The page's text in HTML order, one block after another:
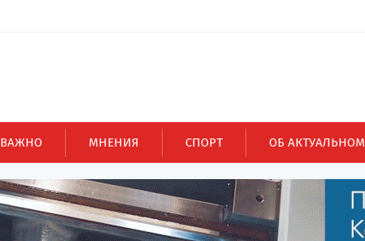
ВАЖНО МНЕНИЯ СПОРТ ОБ АКТУАЛЬНОМ